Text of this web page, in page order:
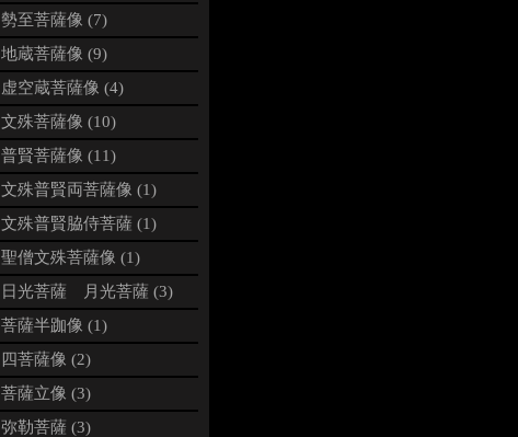
勢至菩薩像 (7)
地蔵菩薩像 (9)
虚空蔵菩薩像 (4)
文殊菩薩像 (10)
普賢菩薩像 (11)
文殊普賢両菩薩像 (1)
文殊普賢脇侍菩薩 (1)
聖僧文殊菩薩像 (1)
日光菩薩 月光菩薩 (3)
菩薩半跏像 (1)
四菩薩像 (2)
菩薩立像 (3)
弥勒菩薩 (3)